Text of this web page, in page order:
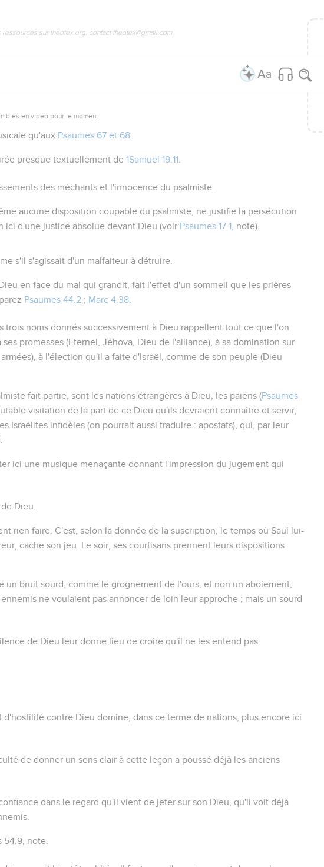
ressources sur theotex.org, contact theotex@gmail.com
en vidéo pour le moment.
qu'aux Psaumes 67 et 68
presque textuellement de 1Samuel 19.11
des méchants et l'innocence du psalmiste.
aucune disposition coupable du psalmiste, ne justifie la persécution
ici d'une justice absolue devant Dieu (voir Psaumes 17.1 , note).
s'il s'agissait d'un malfaiteur à détruire.
en face du mal qui grandit, fait l'effet d'un sommeil que les prières
Psaumes 44.2 ; Marc 4.38
trois noms donnés successivement à Dieu rappellent tout ce que l'on
promesses (Eternel Jéhova , Dieu de l'alliance), à sa domination sur
), à l'élection qu'il a faite d'Israël, comme de son peuple (Dieu
fait partie, sont les nations étrangères à Dieu, les païens (Psaumes
visitation de la part de ce Dieu qu'ils devraient connaître et servir,
Israélites infidèles (on pourrait aussi traduire : apostats), qui, par leur
ici une musique menaçante donnant l'impression du jugement qui
Dieu.
rien faire. C'est, selon la donnée de la suscription, le temps où Saül lui-
cache son jeu. Le soir, ses courtisans prennent leurs dispositions
un bruit sourd, comme le grognement de l'ours, et non un aboiement,
ne voulaient pas annoncer de loin leur approche ; mais un sourd
de Dieu leur donne lieu de croire qu'il ne les entend pas.
d'hostilité contre Dieu domine, dans ce terme de nations, plus encore ici
de donner un sens clair à cette leçon a poussé déjà les anciens
dans le regard qu'il vient de jeter sur son Dieu, qu'il voit déjà
54.9 , note.